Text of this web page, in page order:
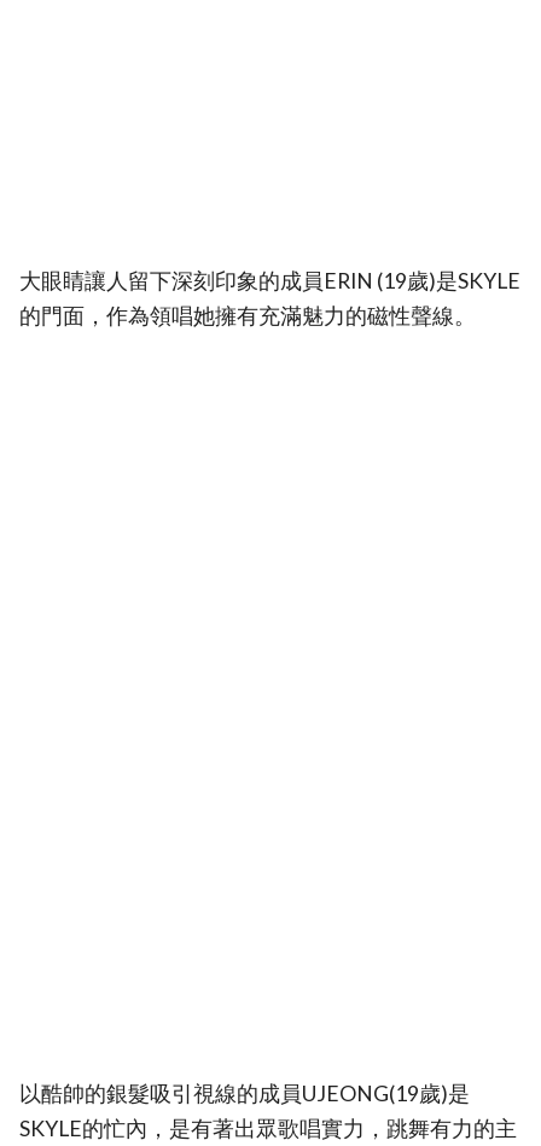
大眼睛讓人留下深刻印象的成員ERIN (19歲)是SKYLE
的門面，作為領唱她擁有充滿魅力的磁性聲線。
以酷帥的銀髮吸引視線的成員UJEONG(19歲)是
SKYLE的忙內，是有著出眾歌唱實力，跳舞有力的主